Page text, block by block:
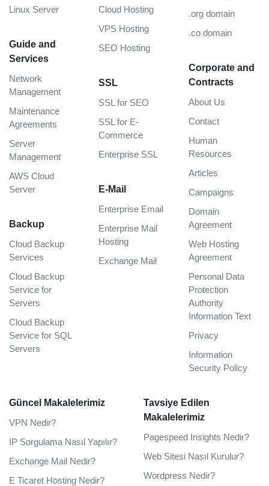
Linux Server
Guide and
Services
Network
Management
Maintenance
Agreements
Server
Management
AWS Cloud
Server
Backup
Cloud Backup
Services
Cloud Backup
Service for
Servers
Cloud Backup
Service for SQL
Servers
Cloud Hosting
VPS Hosting
SEO Hosting
SSL
SSL for SEO
SSL for E-
Commerce
Enterprise SSL
E-Mail
Enterprise Email
Enterprise Mail
Hosting
Exchange Mail
.org domain
.co domain
Corporate and
Contracts
About Us
Contact
Human
Resources
Articles
Campaigns
Domain
Agreement
Web Hosting
Agreement
Personal Data
Protection
Authority
Information Text
Privacy
Information
Security Policy
Güncel Makalelerimiz
VPN Nedir?
IP Sorgulama Nasıl Yapılır?
Exchange Mail Nedir?
E Ticaret Hosting Nedir?
Tavsiye Edilen
Makalelerimiz
Pagespeed Insights Nedir?
Web Sitesi Nasıl Kurulur?
Wordpress Nedir?